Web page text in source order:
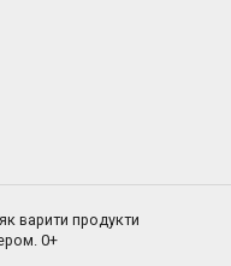
варити продукти
0+